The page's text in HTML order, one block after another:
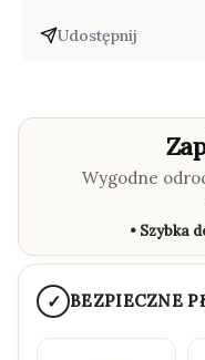
Udostępnij
Wygodne
• Szybka
✓ BEZPIECZNE